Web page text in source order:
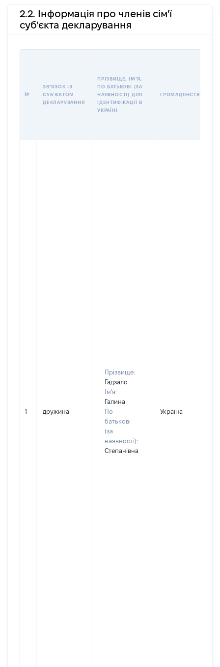
2.2. Інформація про членів сім'ї
суб'єкта декларування
№
ЗВʼЯЗОК ІЗ
СУБʼЄКТОМ
ДЕКЛАРУВАННЯ
ПРІЗВИЩЕ, ІМʼЯ,
ПО БАТЬКОВІ (ЗА
НАЯВНОСТІ) ДЛЯ
ІДЕНТИФІКАЦІЇ В
УКРАЇНІ
ГРОМАДЯНСТВО
1 дружина
Прізвище:
Гадзало
Ім'я:
Галина
По
батькові
(за
наявності):
Степанівна
Україна